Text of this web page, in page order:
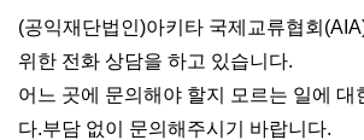
(공익재단법인)아키타 국제교류협회
위한 전화 상담을 하고 있습니다.
어느 곳에 문의해야 할지 모르는 일에 대
다.부담 없이 문의해주시기 바랍니다.